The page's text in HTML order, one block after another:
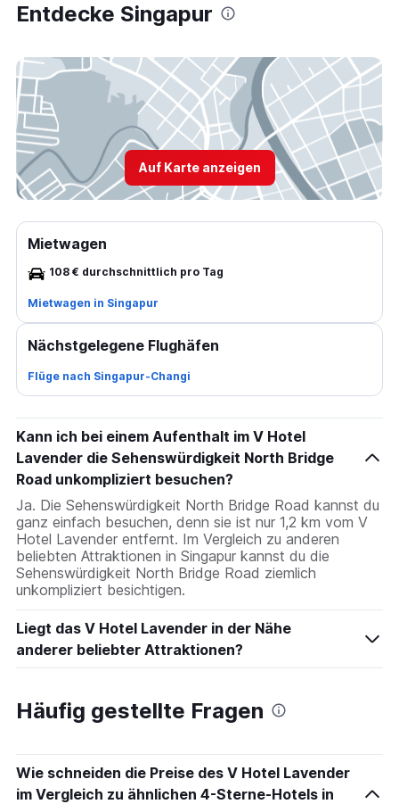
Entdecke Singapur
Auf Karte anzeigen
Mietwagen
108 € durchschnittlich pro Tag
Mietwagen in Singapur
Nächstgelegene Flughäfen
Flüge nach Singapur-Changi
Kann ich bei einem Aufenthalt im V Hotel
Lavender die Sehenswürdigkeit North Bridge
Road unkompliziert besuchen?
Ja. Die Sehenswürdigkeit North Bridge Road kannst du
ganz einfach besuchen, denn sie ist nur 1,2 km vom V
Hotel Lavender entfernt. Im Vergleich zu anderen
beliebten Attraktionen in Singapur kannst du die
Sehenswürdigkeit North Bridge Road ziemlich
unkompliziert besichtigen.
Liegt das V Hotel Lavender in der Nähe
anderer beliebter Attraktionen?
Häufig gestellte Fragen
Wie schneiden die Preise des V Hotel Lavender
im Vergleich zu ähnlichen 4-Sterne-Hotels in